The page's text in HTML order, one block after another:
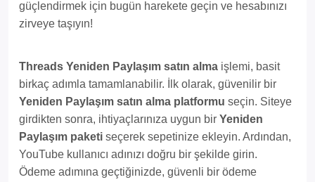
güçlendirmek için bugün harekete geçin ve hesabınızı
zirveye taşıyın!
Threads Yeniden Paylaşım satın alma işlemi, basit
birkaç adımla tamamlanabilir. İlk olarak, güvenilir bir
Yeniden Paylaşım satın alma platformu seçin. Siteye
girdikten sonra, ihtiyaçlarınıza uygun bir Yeniden
Paylaşım paketi seçerek sepetinize ekleyin. Ardından,
YouTube kullanıcı adınızı doğru bir şekilde girin.
Ödeme adımına geçtiğinizde, güvenli bir ödeme